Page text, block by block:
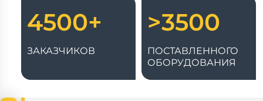
4500+
ЗАКАЗЧИКОВ
>3500
ПОСТАВЛЕННОГО
ОБОРУДОВАНИЯ